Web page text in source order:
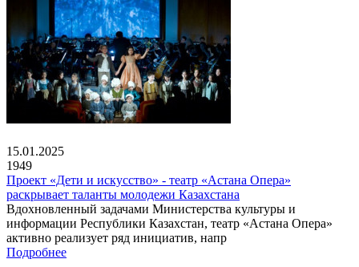
15.01.2025
1949
Проект «Дети и искусство» - театр «Астана Опера»
раскрывает таланты молодежи Казахстана
Вдохновленный задачами Министерства культуры и
информации Республики Казахстан, театр «Астана Опера»
активно реализует ряд инициатив, напр
Подробнее